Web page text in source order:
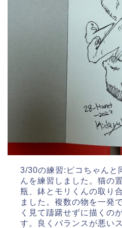
3/30の練習:ピコちゃんと
んを練習しました。猫の
瓶、鉢とモリくんの取り
ました。複数の物を一発
く見て躊躇せずに描くの
す。良くバランスが悪い